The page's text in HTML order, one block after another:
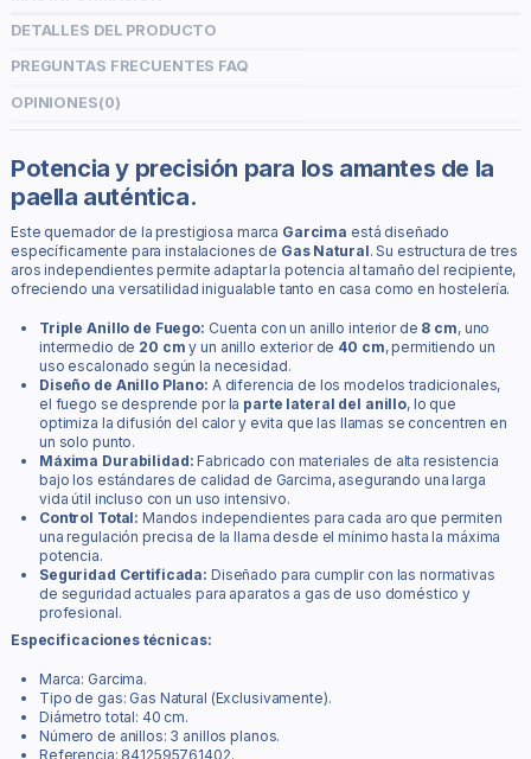
DETALLES DEL PRODUCTO
PREGUNTAS FRECUENTES FAQ
OPINIONES(0)
Potencia y precisión para los amantes de la
paella auténtica.
Este quemador de la prestigiosa marca Garcima está diseñado
específicamente para instalaciones de Gas Natural. Su estructura de tres
aros independientes permite adaptar la potencia al tamaño del recipiente,
ofreciendo una versatilidad inigualable tanto en casa como en hostelería.
Triple Anillo de Fuego: Cuenta con un anillo interior de 8 cm, uno
intermedio de 20 cm y un anillo exterior de 40 cm, permitiendo un
uso escalonado según la necesidad.
Diseño de Anillo Plano: A diferencia de los modelos tradicionales,
el fuego se desprende por la parte lateral del anillo, lo que
optimiza la difusión del calor y evita que las llamas se concentren en
un solo punto.
Máxima Durabilidad: Fabricado con materiales de alta resistencia
bajo los estándares de calidad de Garcima, asegurando una larga
vida útil incluso con un uso intensivo.
Control Total: Mandos independientes para cada aro que permiten
una regulación precisa de la llama desde el mínimo hasta la máxima
potencia.
Seguridad Certificada: Diseñado para cumplir con las normativas
de seguridad actuales para aparatos a gas de uso doméstico y
profesional.
Especificaciones técnicas:
Marca: Garcima.
Tipo de gas: Gas Natural (Exclusivamente).
Diámetro total: 40 cm.
Número de anillos: 3 anillos planos.
Referencia: 8412595761402.